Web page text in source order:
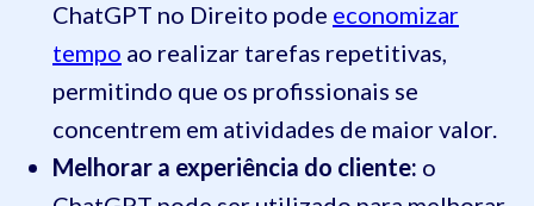
ChatGPT no Direito pode economizar
tempo ao realizar tarefas repetitivas,
permitindo que os profissionais se
concentrem em atividades de maior valor.
Melhorar a experiência do cliente: o